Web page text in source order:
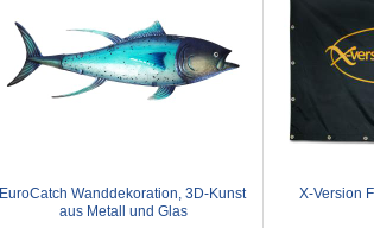
EuroCatch Wanddekoration, 3D-Kunst
aus Metall und Glas
X-Version